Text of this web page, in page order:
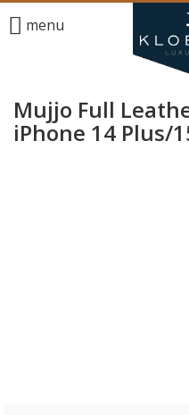
menu
Mujjo Full
iPhone 14 Plus/